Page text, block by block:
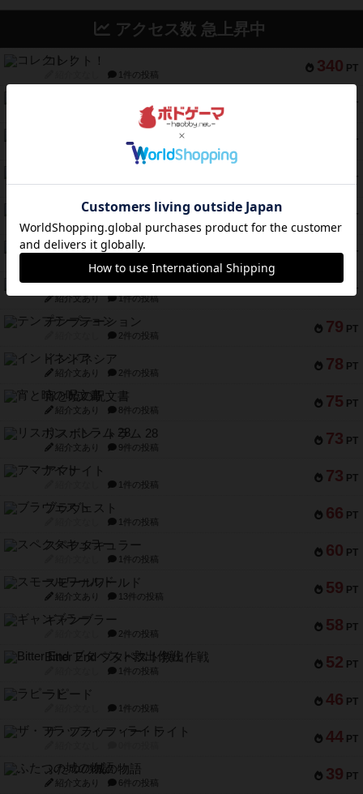
アクセス数 急上昇中
340 PT
コレクト！
1件の投稿
PT
2件の投稿
PT
1件の投稿
PT
紹介文なし 1件の投稿
PT
紹介文あり 1件の投稿
108 PT
ファースト・イン・フライト
PT
モズビ－ズ・レイダ－ズ
紹介文あり 1件の投稿
79 PT
テンプテーション
2件の投稿
78 PT
インドネシア
紹介文あり 2件の投稿
75 PT
宵と暁の呪文書
紹介文あり 8件の投稿
73 PT
リスボン・トラム 28
紹介文あり 9件の投稿
73 PT
アマナイト
1件の投稿
66 PT
ブラヴェスト
1件の投稿
60 PT
スペクタキュラー
1件の投稿
59 PT
スモールワールド
紹介文あり 13件の投稿
58 PT
ギャンブラー
2件の投稿
52 PT
Bitter End ブタペスト救出作戦
1件の投稿
46 PT
ラピード
1件の投稿
44 PT
ザ・フラッフィー・ライト
39 PT
ふたつの城の物語
紹介文あり 6件の投稿